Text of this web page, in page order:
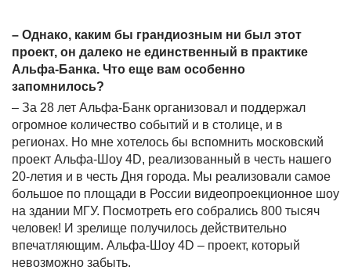
– Однако, каким бы грандиозным ни был этот
проект, он далеко не единственный в практике
Альфа-Банка. Что еще вам особенно
запомнилось?
– За 28 лет Альфа-Банк организовал и поддержал
огромное количество событий и в столице, и в
регионах. Но мне хотелось бы вспомнить московский
проект Альфа-Шоу 4D, реализованный в честь нашего
20-летия и в честь Дня города. Мы реализовали самое
большое по площади в России видеопроекционное шоу
на здании МГУ. Посмотреть его собрались 800 тысяч
человек! И зрелище получилось действительно
впечатляющим. Альфа-Шоу 4D – проект, который
невозможно забыть.